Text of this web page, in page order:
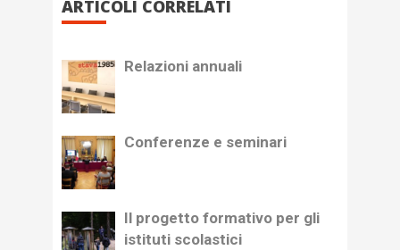
ARTICOLI CORRELATI
Relazioni annuali
Conferenze e seminari
Il progetto formativo per gli
istituti scolastici